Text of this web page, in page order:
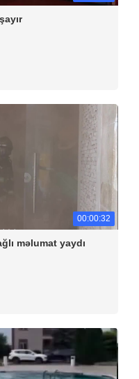
00:00:32
məlumat yaydı